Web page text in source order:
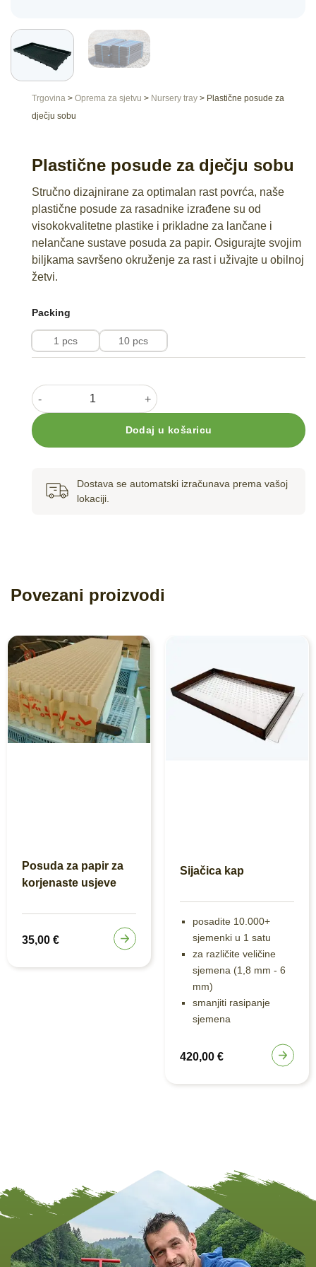
Trgovina > Oprema za sjetvu > Nursery tray > Plastične posude za
dječju sobu
Plastične posude za dječju sobu
Stručno dizajnirane za optimalan rast povrća, naše
plastične posude za rasadnike izrađene su od
visokokvalitetne plastike i prikladne za lančane i
nelančane sustave posuda za papir. Osigurajte svojim
biljkama savršeno okruženje za rast i uživajte u obilnoj
žetvi.
Packing
1 pcs 10 pcs
Plastične posude za dječju sobu količina
Dodaj u košaricu
Dostava se automatski izračunava prema vašoj
lokaciji.
Povezani proizvodi
Posuda za papir za
korjenaste usjeve
35,00 €
Sijačica kap
posadite 10.000+
sjemenki u 1 satu
za različite veličine
sjemena (1,8 mm - 6
mm)
smanjiti rasipanje
sjemena
420,00 €